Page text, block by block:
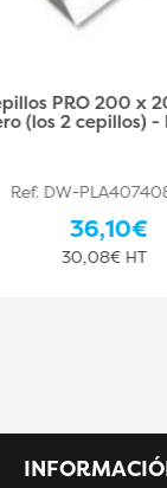
Juego de 2